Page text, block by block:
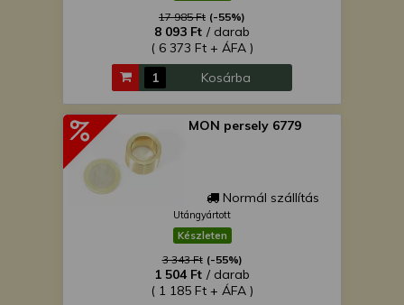
17 985 Ft (-55%)
8 093 Ft / darab
( 6 373 Ft + ÁFA )
Kosárba
MON persely 6779
Normál szállítás
Utángyártott
Készleten
3 343 Ft (-55%)
1 504 Ft / darab
( 1 185 Ft + ÁFA )